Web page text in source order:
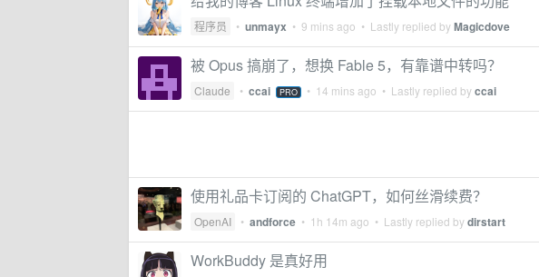
程序员 • unmayx • 9 mins ago • Lastly replied byMagicdove
被 Opus 搞崩了，想换 Fable 5，有靠谱中转吗？
Claude • ccai PRO • 14 mins ago • Lastly replied byccai
使用礼品卡订阅的 ChatGPT，如何丝滑续费？
OpenAI • andforce • 1h 14m ago • Lastly replied bydirstart
WorkBuddy 是真好用